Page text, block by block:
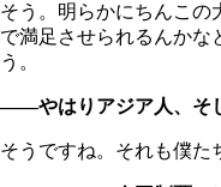
そう。明らかにちんこの
で満足させられるんかな
う。
――やはりアジア人、そ
そうですね。それも僕た